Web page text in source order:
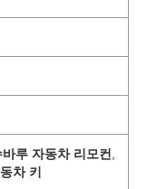
바루 자동차 리모컨
차 키